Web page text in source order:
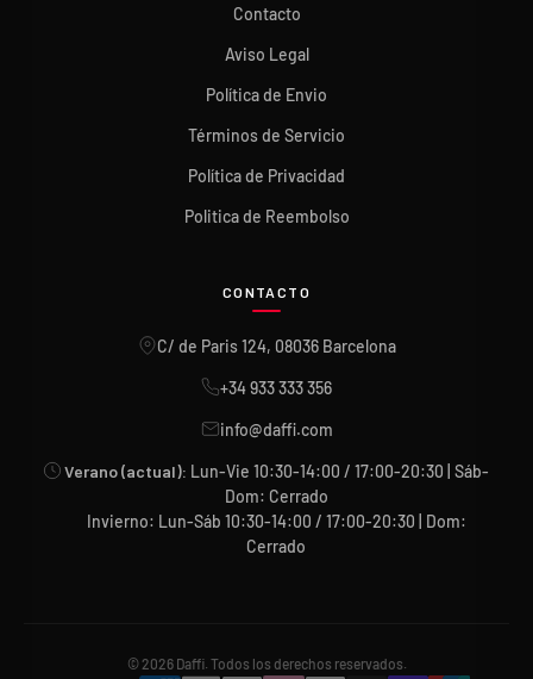
Contacto
Aviso Legal
Política de Envio
Términos de Servicio
Política de Privacidad
Politica de Reembolso
CONTACTO
C/ de Paris 124, 08036 Barcelona
+34 933 333 356
info@daffi.com
Verano (actual): Lun-Vie 10:30-14:00 / 17:00-20:30 | Sáb-
Dom: Cerrado
Invierno: Lun-Sáb 10:30-14:00 / 17:00-20:30 | Dom:
Cerrado
© 2026 Daffi. Todos los derechos reservados.